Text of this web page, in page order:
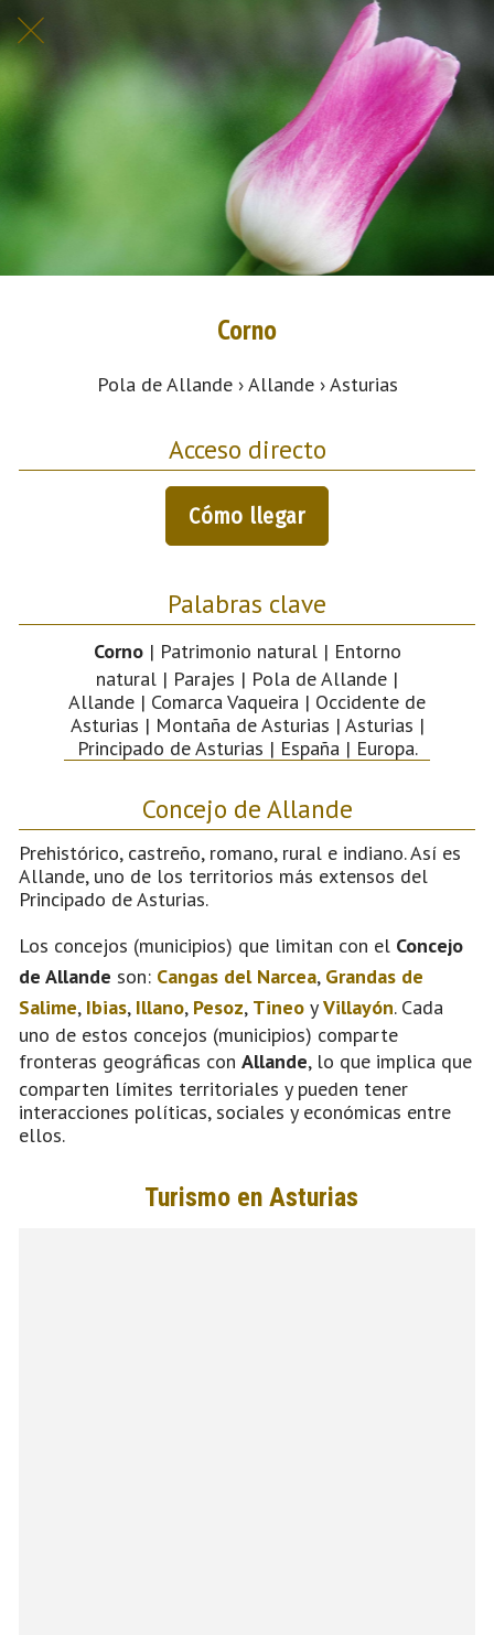
Corno
Pola de Allande › Allande › Asturias
Acceso directo
Cómo llegar
Palabras clave
Corno| Patrimonio natural | Entorno
natural | Parajes | Pola de Allande |
Allande | Comarca Vaqueira | Occidente de
Asturias | Montaña de Asturias | Asturias |
Principado de Asturias | España | Europa.
Concejo de Allande
Prehistórico, castreño, romano, rural e indiano. Así es
Allande, uno de los territorios más extensos del
Principado de Asturias.
Los concejos (municipios) que limitan con el Concejo
de Allande son: Cangas del Narcea, Grandas de
Salime, Ibias, Illano, Pesoz, Tineo yVillayón. Cada
uno de estos concejos (municipios) comparte
fronteras geográficas con Allande, lo que implica que
comparten límites territoriales y pueden tener
interacciones políticas, sociales y económicas entre
ellos.